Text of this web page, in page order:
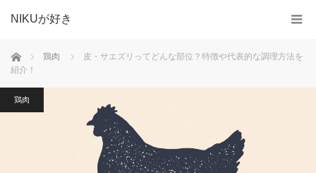
NIKUが好き
ホーム 鶏肉
皮・サエズリってどんな部位？特徴や代表的な調理方法を
紹介！
鶏肉